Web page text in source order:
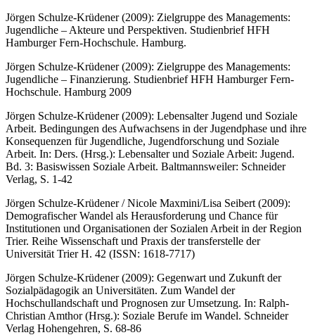
Jörgen Schulze-Krüdener (2009): Zielgruppe des Managements:
Jugendliche – Akteure und Perspektiven. Studienbrief HFH
Hamburger Fern-Hochschule. Hamburg.
Jörgen Schulze-Krüdener (2009): Zielgruppe des Managements:
Jugendliche – Finanzierung. Studienbrief HFH Hamburger Fern-
Hochschule. Hamburg 2009
Jörgen Schulze-Krüdener (2009): Lebensalter Jugend und Soziale
Arbeit. Bedingungen des Aufwachsens in der Jugendphase und ihre
Konsequenzen für Jugendliche, Jugendforschung und Soziale
Arbeit. In: Ders. (Hrsg.): Lebensalter und Soziale Arbeit: Jugend.
Bd. 3: Basiswissen Soziale Arbeit. Baltmannsweiler: Schneider
Verlag, S. 1-42
Jörgen Schulze-Krüdener / Nicole Maxmini/Lisa Seibert (2009):
Demografischer Wandel als Herausforderung und Chance für
Institutionen und Organisationen der Sozialen Arbeit in der Region
Trier. Reihe Wissenschaft und Praxis der transferstelle der
Universität Trier H. 42 (ISSN: 1618-7717)
Jörgen Schulze-Krüdener (2009): Gegenwart und Zukunft der
Sozialpädagogik an Universitäten. Zum Wandel der
Hochschullandschaft und Prognosen zur Umsetzung. In: Ralph-
Christian Amthor (Hrsg.): Soziale Berufe im Wandel. Schneider
Verlag Hohengehren, S. 68-86